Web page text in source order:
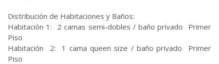
Distribución de Habitaciones y Baños:
Habitación 1: 2 camas semi-dobles / baño privado Primer
Piso
Habitación 2: 1 cama queen size / baño privado Primer
Piso